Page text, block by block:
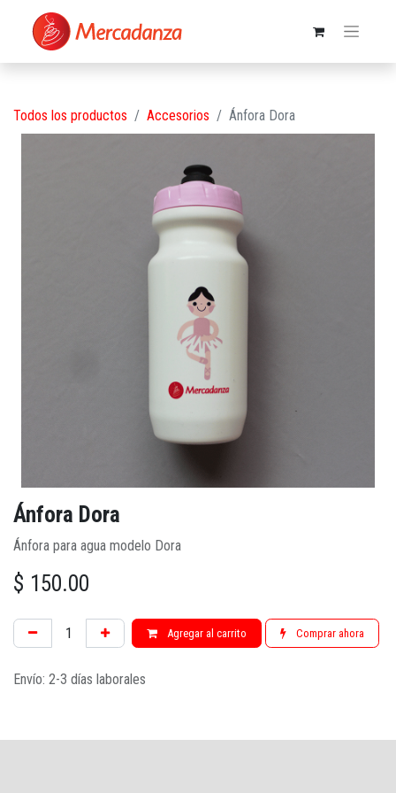
Todos los productos Accesorios Ánfora Dora
Ánfora Dora
Ánfora para agua modelo Dora
$ 150.00
Agregar al carrito Comprar ahora
Envío: 2-3 días laborales